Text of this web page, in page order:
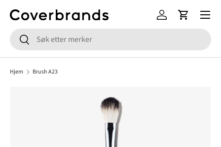
HOPP TIL INNHOLD
Søk
Søk
Logg innHandlekurv
Meny
Hjem Brush A23